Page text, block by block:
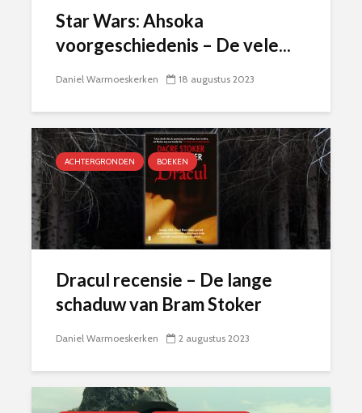
Star Wars: Ahsoka
voorgeschiedenis – De vele...
Daniel Warmoeskerken 18 augustus 2023
ACHTERGRONDEN BOEKEN
Dracul recensie – De lange
schaduw van Bram Stoker
Daniel Warmoeskerken 2 augustus 2023